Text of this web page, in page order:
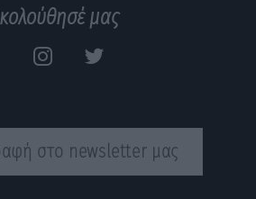
μας
στο newsletter μας